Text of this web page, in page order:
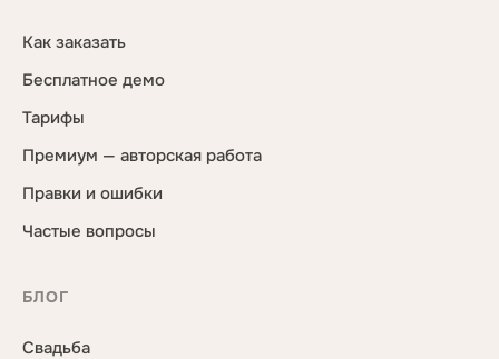
Как заказать
Бесплатное демо
Тарифы
Премиум — авторская работа
Правки и ошибки
Частые вопросы
БЛОГ
Свадьба